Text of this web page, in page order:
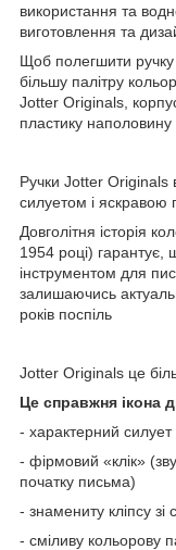
використання та
виготовлення та
Щоб полегшити ручку
більшу палітру
Jotter Originals,
пластику наполовину
Ручки Jotter Originals
силуетом і яскравою
Довголітня історія
1954 році) гарантує,
інструментом для
залишаючись
років поспіль
Jotter Originals це
Це справжня ікона
- характерний
- фірмовий «клік»
початку письма)
- знамениту кліпсу зі
- сміливу кольорову